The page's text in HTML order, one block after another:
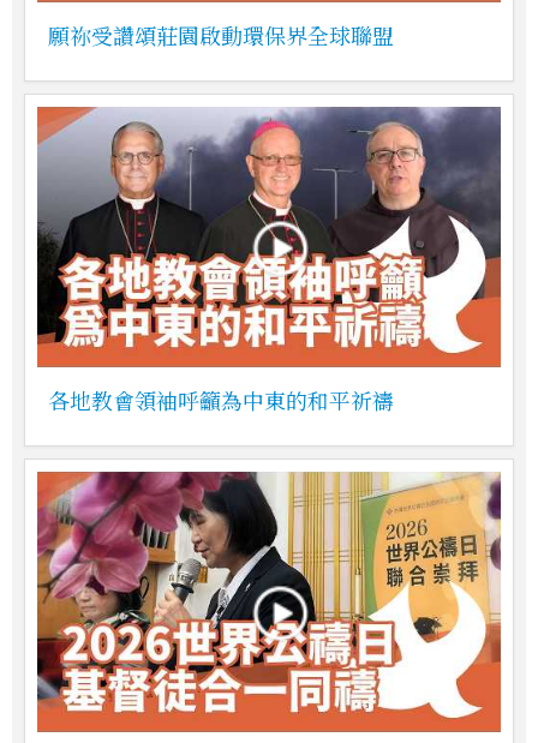
願祢受讚頌莊園啟動環保界全球聯盟
各地教會領袖呼籲為中東的和平祈禱